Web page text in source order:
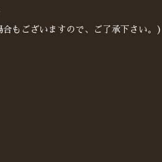
もございますので、ご了承下さい。)